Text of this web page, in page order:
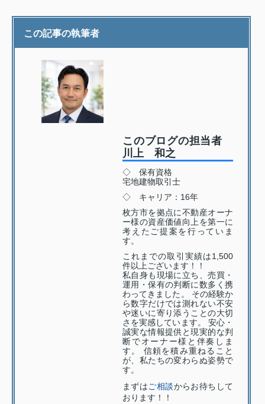
この記事の執筆者
このブログの担当者
川上 和之
◇ 保有資格
宅地建物取引士
◇ キャリア：16年
枚方市を拠点に不動産オーナ
ー様の資産価値向上を第一に
考えたご提案を行っていま
す。
これまでの取引実績は1,500
件以上ございます！！
私自身も現場に立ち、売買・
運用・保有の判断に数多く携
わってきました。 その経験か
ら数字だけでは測れない不安
や迷いに寄り添うことの大切
さを実感しています。 安心・
誠実な情報提供と現実的な判
断でオーナー様と伴奏しま
す。 信頼を積み重ねること
が、私たちの変わらぬ姿勢で
す。
まずはご相談からお待ちして
おります！！